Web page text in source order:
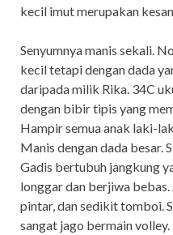
kecil imut merupakan
Senyumnya manis sekali.
kecil tetapi dengan dada
daripada milik Rika. 34C
dengan bibir tipis yang
Hampir semua anak laki-
Manis dengan dada besar.
Gadis bertubuh jangkung
longgar dan berjiwa
pintar, dan sedikit tomboi.
sangat jago bermain